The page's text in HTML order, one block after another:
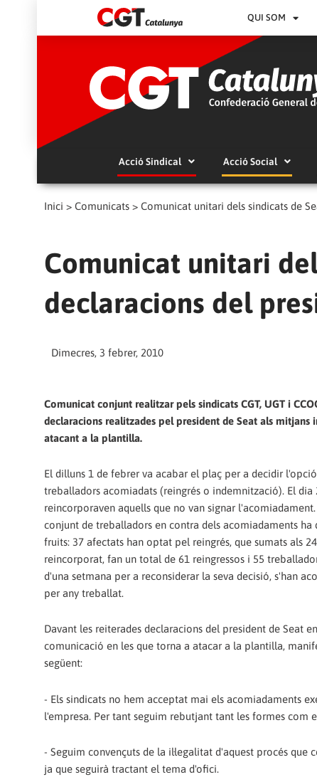
QUI SOM
Acció Sindical Acció Social
Inici > Comunicats > Comunicat unitari dels sindicats de
Comunicat unitari
declaracions del
Dimecres, 3 febrer, 2010
Comunicat conjunt realitzar pels sindicats CGT, UGT i
declaracions realitzades pel president de Seat als mitjans
atacant a la plantilla.
El dilluns 1 de febrer va acabar el plaç per a decidir
treballadors acomiadats (reingrés o indemnització). El dia
reincorporaven aquells que no van signar
conjunt de treballadors en contra dels acomiadaments ha
fruits: 37 afectats han optat pel reingrés, que sumats als
reincorporat, fan un total de 61 reingressos i 55
d'una setmana per a reconsiderar la seva decisió, s'han
per any treballat.
Davant les reiterades declaracions del president de Seat
comunicació en les que torna a atacar a la plantilla,
següent:
- Els sindicats no hem acceptat mai els acomiadaments
l'empresa. Per tant seguim rebutjant tant les formes com
- Seguim convençuts de la il·legalitat d'aquest procés
ja que seguirà tractant el tema d'ofici.